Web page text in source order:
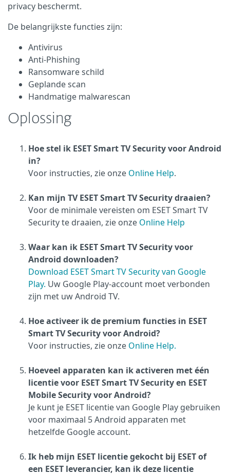
privacy beschermt.
De belangrijkste functies zijn:
Antivirus
Anti-Phishing
Ransomware schild
Geplande scan
Handmatige malwarescan
Oplossing
Hoe stel ik ESET Smart TV Security voor Android
in?
Voor instructies, zie onze Online Help.
Kan mijn TV ESET Smart TV Security draaien?
Voor de minimale vereisten om ESET Smart TV
Security te draaien, zie onze Online Help
Waar kan ik ESET Smart TV Security voor
Android downloaden?
Download ESET Smart TV Security van Google
Play. Uw Google Play-account moet verbonden
zijn met uw Android TV.
Hoe activeer ik de premium functies in ESET
Smart TV Security voor Android?
Voor instructies, zie onze Online Help.
Hoeveel apparaten kan ik activeren met één
licentie voor ESET Smart TV Security en ESET
Mobile Security voor Android?
Je kunt je ESET licentie van Google Play gebruiken
voor maximaal 5 Android apparaten met
hetzelfde Google account.
Ik heb mijn ESET licentie gekocht bij ESET of
een ESET leverancier, kan ik deze licentie